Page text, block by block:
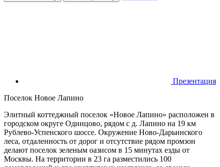
Презентация
Поселок Новое Лапино
Элитный коттеджный поселок «Новое Лапино» расположен в
городском округе Одинцово, рядом с д. Лапино на 19 км
Рублево-Успенского шоссе. Окружение Ново-Дарьинского
леса, отдаленность от дорог и отсутствие рядом промзон
делают поселок зеленым оазисом в 15 минутах езды от
Москвы. На территории в 23 га разместились 100